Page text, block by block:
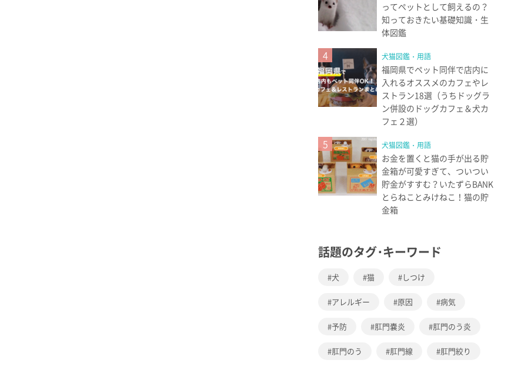
ってペットとして飼えるの？
知っておきたい基礎知識・生
体図鑑
4 犬猫図鑑・用語
福岡県でペット同伴で店内に
入れるオススメのカフェやレ
ストラン18選（うちドッグラ
ン併設のドッグカフェ＆犬カ
フェ２選）
5 犬猫図鑑・用語
お金を置くと猫の手が出る貯
金箱が可愛すぎて、ついつい
貯金がすすむ？いたずらBANK
とらねことみけねこ！猫の貯
金箱
話題のタグ･キーワード
犬 猫 しつけ
アレルギー 原因 病気
予防 肛門嚢炎 肛門のう炎
肛門のう 肛門線 肛門絞り